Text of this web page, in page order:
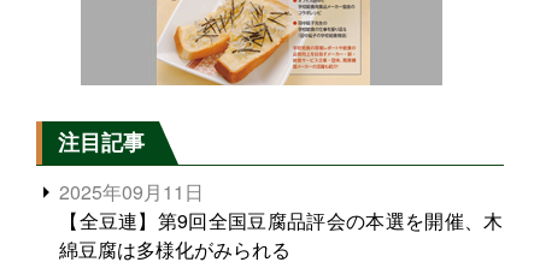
注目記事
2025年09月11日
【全豆連】第9回全国豆腐品評会の本選を開催、木
綿豆腐は多様化がみられる